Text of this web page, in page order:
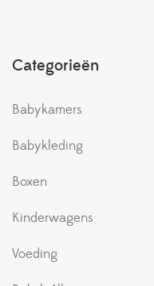
Categorieën
Babykamers
Babykleding
Boxen
Kinderwagens
Voeding